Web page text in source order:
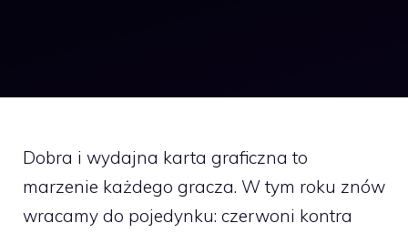
Dobra i wydajna karta graficzna to
marzenie każdego gracza. W tym roku znów
wracamy do pojedynku: czerwoni kontra